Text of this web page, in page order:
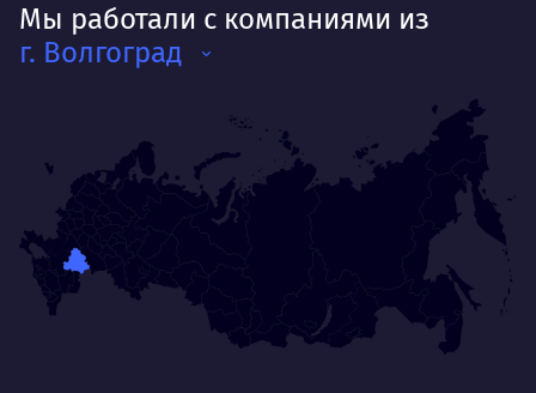
Мы работали с компаниями из
г. Волгоград